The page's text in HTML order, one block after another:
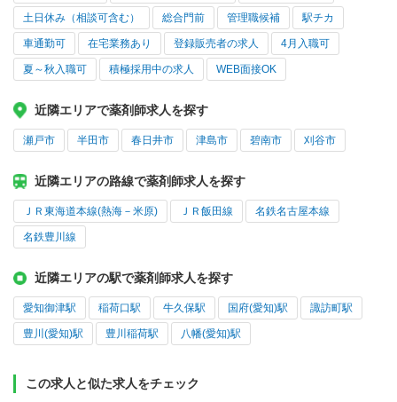
土日休み（相談可含む） 総合門前 管理職候補 駅チカ
車通勤可 在宅業務あり 登録販売者の求人 4月入職可
夏～秋入職可 積極採用中の求人 WEB面接OK
近隣エリアで薬剤師求人を探す
瀬戸市 半田市 春日井市 津島市 碧南市 刈谷市
近隣エリアの路線で薬剤師求人を探す
ＪＲ東海道本線(熱海－米原) ＪＲ飯田線 名鉄名古屋本線
名鉄豊川線
近隣エリアの駅で薬剤師求人を探す
愛知御津駅 稲荷口駅 牛久保駅 国府(愛知)駅 諏訪町駅
豊川(愛知)駅 豊川稲荷駅 八幡(愛知)駅
この求人と似た求人をチェック